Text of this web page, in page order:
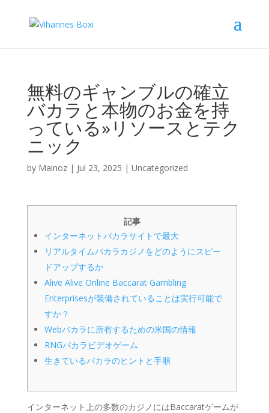
無料のギャンブルの確立
バカラと本物のお金を持
っている»リソースとテク
ニック
by Mainoz| Jul 23, 2025 | Uncategorized
記事
インターネットバカラサイトで最大
リアルタイムバカラカジノをどのようにスピー
ドアップするか
Alive Alive Online Baccarat Gambling
Enterprisesが装備されていることは実行可能で
すか？
Webバカラに所有するための米国の情報
RNGバカラビデオゲーム
生きているバカラのヒントと手順
インターネット上の多数のカジノにはBaccaratゲームが